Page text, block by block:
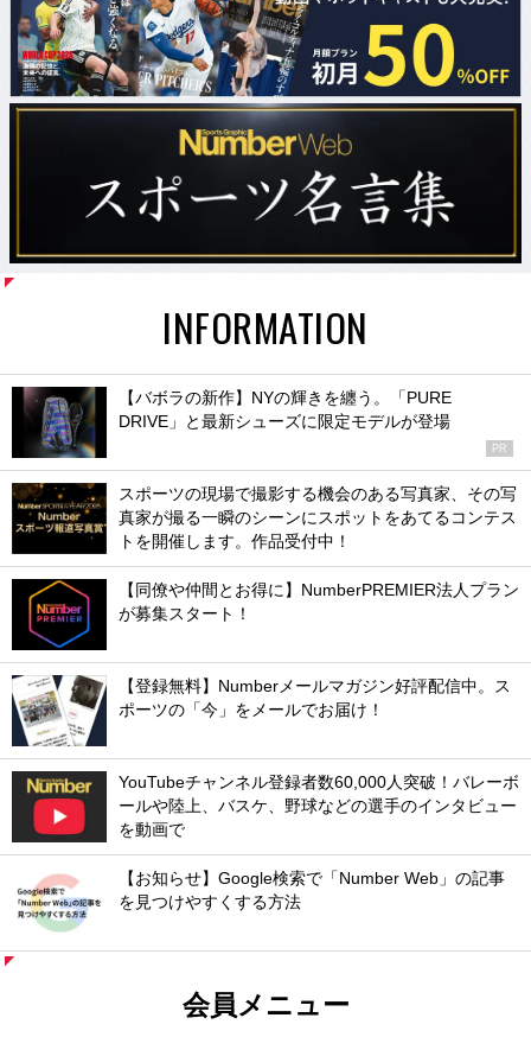
INFORMATION
【バボラの新作】NYの輝きを纏う。「PURE
DRIVE」と最新シューズに限定モデルが登場
PR
スポーツの現場で撮影する機会のある写真家、その写
真家が撮る一瞬のシーンにスポットをあてるコンテス
トを開催します。作品受付中！
【同僚や仲間とお得に】NumberPREMIER法人プラン
が募集スタート！
【登録無料】Numberメールマガジン好評配信中。ス
ポーツの「今」をメールでお届け！
YouTubeチャンネル登録者数60,000人突破！バレーボ
ールや陸上、バスケ、野球などの選手のインタビュー
を動画で
【お知らせ】Google検索で「Number Web」の記事
を見つけやすくする方法
会員メニュー